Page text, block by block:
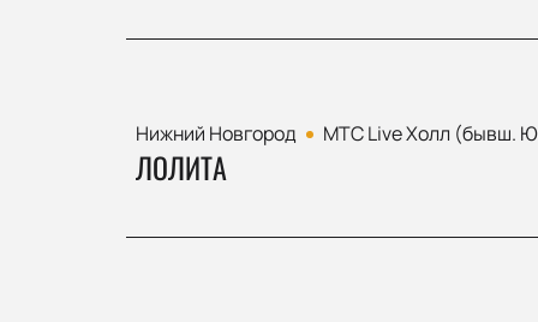
Нижний Новгород МТС Live Холл (бывш.
ЛОЛИТА